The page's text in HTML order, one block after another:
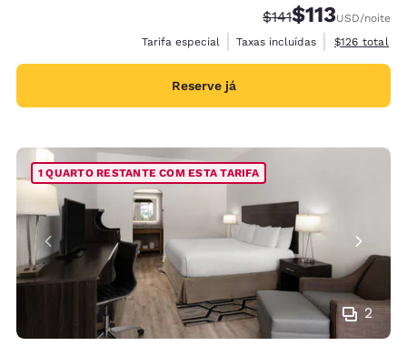
Tarifa anterior
$141Tarifa com
$113USD/noite
Tarifa especial
Taxas incluídas Exibir
$126 total
Reserve já
2
1 QUARTO RESTANTE COM ESTA TARIFA